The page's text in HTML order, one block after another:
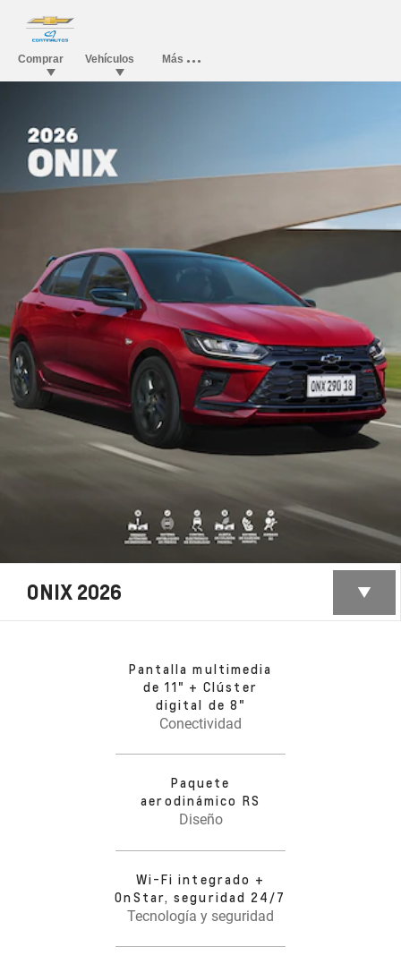
ONIX 2026
Pantalla multimedia
de 11" + Clúster
digital de 8"
Conectividad
Paquete
aerodinámico RS
Diseño
Wi-Fi integrado +
OnStar, seguridad 24/7
Tecnología y seguridad